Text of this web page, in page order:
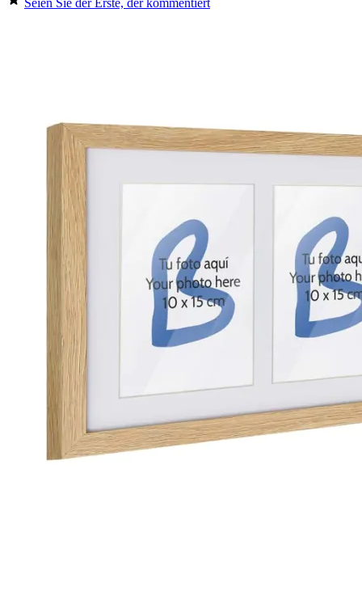
Seien Sie der Erste, der kommentiert